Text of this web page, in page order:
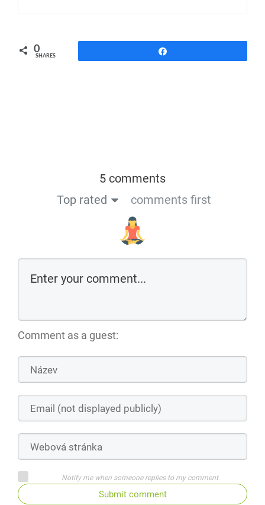
0
SHARES
5 comments
Top rated
comments first
Comment as a guest:
Notify me when someone replies to my comment
Submit comment